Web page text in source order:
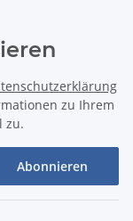
zu Ihrem
zu.
Abonnieren